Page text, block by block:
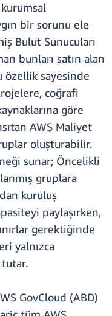
bir sorunu ele
Bulut Sunucuları
bunları satın alan
özellik sayesinde
coğrafi
göre
AWS Maliyet
oluşturabilir.
sunar; Öncelikli
gruplara
kuruluş
paylaşırken,
gerektiğinde
yalnızca
tutar.
GovCloud (ABD)